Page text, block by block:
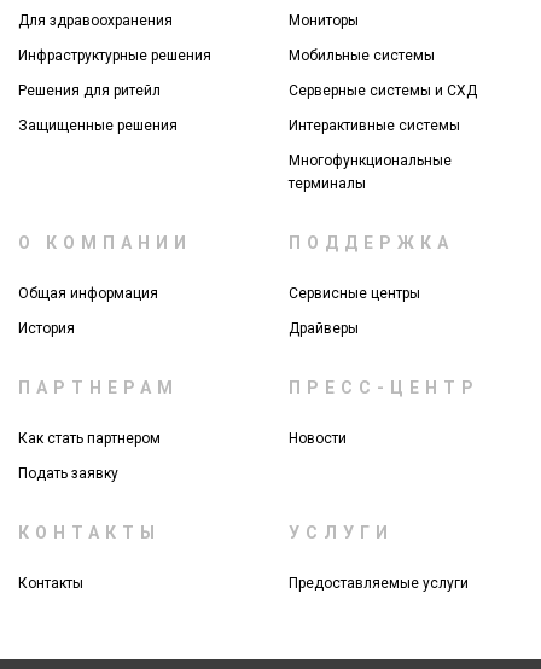
Для здравоохранения
Инфраструктурные решения
Решения для ритейл
Защищенные решения
Мониторы
Мобильные системы
Серверные системы и СХД
Интерактивные системы
Многофункциональные
терминалы
О КОМПАНИИ
Общая информация
История
ПОДДЕРЖКА
Сервисные центры
Драйверы
ПАРТНЕРАМ
Как стать партнером
Подать заявку
ПРЕСС-ЦЕНТР
Новости
КОНТАКТЫ
Контакты
УСЛУГИ
Предоставляемые услуги